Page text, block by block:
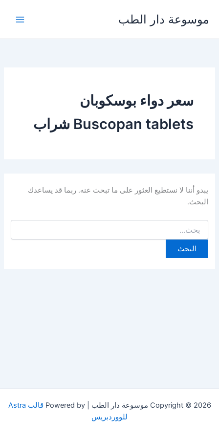
المحتوى
موسوعة دار الطب
سعر دواء بوسكوبان
Buscopan tablets شراب
يبدو أننا لا نستطيع العثور على ما تبحث عنه. ربما قد يساعدك
البحث.
عن:
Copyright © 2026 موسوعة دار الطب | Powered by
قالب Astra
للووردبريس